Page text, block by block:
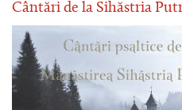
Cântări de la Sihăstria